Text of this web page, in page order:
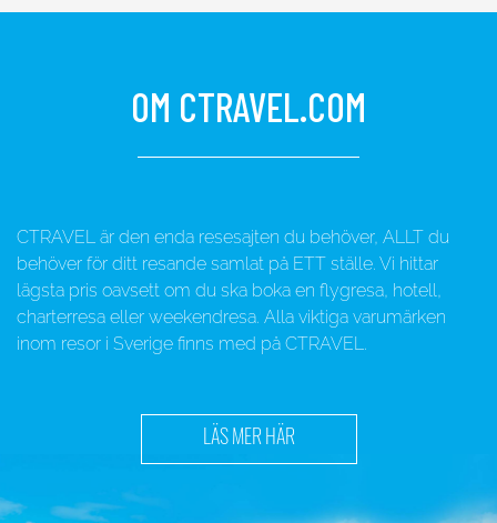
OM CTRAVEL.COM
CTRAVEL är den enda resesajten du behöver, ALLT du
behöver för ditt resande samlat på ETT ställe. Vi hittar
lägsta pris oavsett om du ska boka en flygresa, hotell,
charterresa eller weekendresa. Alla viktiga varumärken
inom resor i Sverige finns med på CTRAVEL.
LÄS MER HÄR